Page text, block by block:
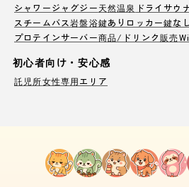
シャワージャグジー天然温泉 ドライサウ
スチームバス岩盤浴鍵ありロッカー鍵な
プロテインサーバー商品/ドリンク販売
初心者向け・安心感
託児所女性専用エリア